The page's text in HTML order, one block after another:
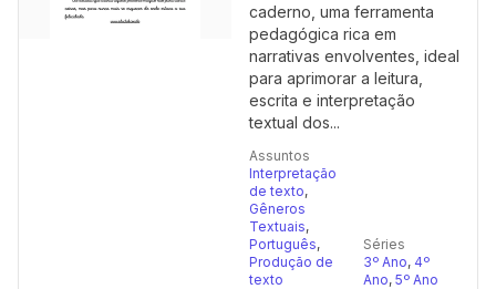
caderno, uma ferramenta
pedagógica rica em
narrativas envolventes, ideal
para aprimorar a leitura,
escrita e interpretação
textual dos...
Assuntos
Interpretação
de texto,
Gêneros
Textuais,
Português,
Produção de
texto
Séries
3º Ano, 4º
Ano, 5º Ano